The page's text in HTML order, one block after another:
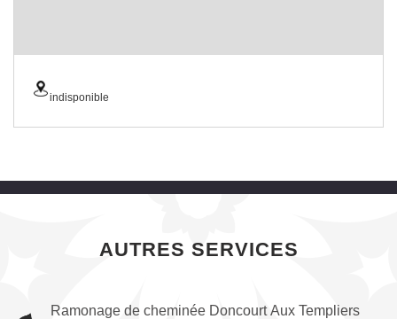
indisponible
AUTRES SERVICES
Ramonage de cheminée Doncourt Aux Templiers